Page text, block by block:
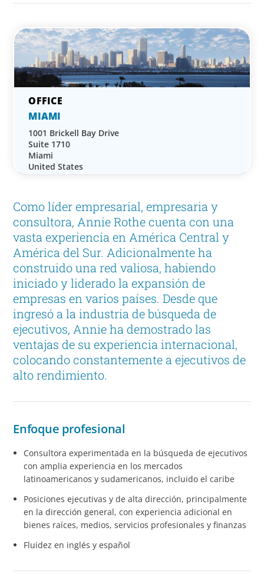
Como líder empresarial, empresaria y
consultora, Annie Rothe cuenta con una
vasta experiencia en América Central y
América del Sur. Adicionalmente ha
construido una red valiosa, habiendo
iniciado y liderado la expansión de
empresas en varios países. Desde que
ingresó a la industria de búsqueda de
ejecutivos, Annie ha demostrado las
ventajas de su experiencia internacional,
colocando constantemente a ejecutivos de
alto rendimiento.
Enfoque profesional
Consultora experimentada en la búsqueda de ejecutivos
con amplia experiencia en los mercados
latinoamericanos y sudamericanos, incluido el caribe
Posiciones ejecutivas y de alta dirección, principalmente
en la dirección general, con experiencia adicional en
bienes raíces, medios, servicios profesionales y finanzas
Fluidez en inglés y español
MIAMI
1001 Brickell Bay Drive
Suite 1710
Miami
United States